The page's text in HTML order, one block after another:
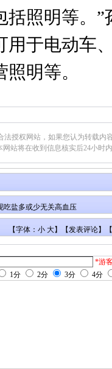
括照明等。
用于电动车
明等。
法授权网站，如果您认为转载内
网站将在收到信息核实后24小时
吃盐多或少无关高血压
【字体：小 大】【发表评论】【
*游
1分 2分 3分 4分